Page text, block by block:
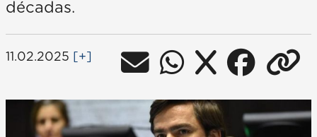
décadas.
11.02.2025 [+]